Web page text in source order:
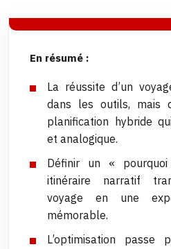
En résumé :
La réussite d’un
dans les outils, mais
planification hybride
et analogique.
Définir un «
itinéraire narratif
voyage en une
mémorable.
L’optimisation passe